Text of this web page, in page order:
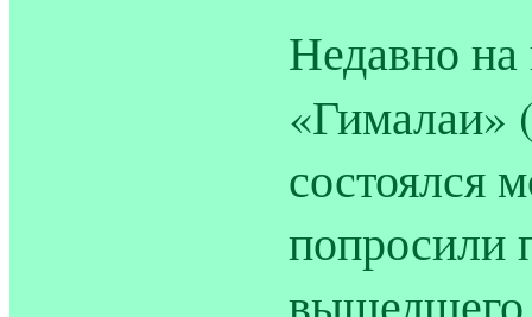
Недавно на
«Гималаи»
состоялся
попросили